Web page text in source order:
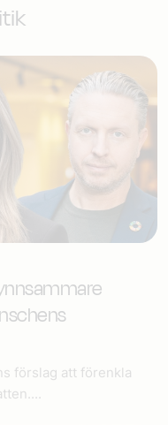
förslag att förenkla